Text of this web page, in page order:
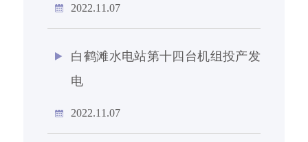
2022.11.07
白鹤滩水电站第十四台机组投产发
电
2022.11.07